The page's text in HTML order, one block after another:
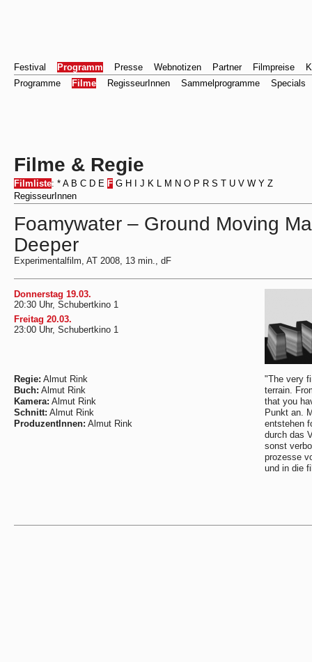
Festival Programm Presse Webnotizen Partner Filmpreise
Programme
Filme RegisseurInnen Sammelprogramme Specials
Filme & Regie
Filmliste: * A B C D E F G H J K L M N O P R S T U V W Y Z
RegisseurInnen
Foamywater – Ground Moving
Deeper
Experimentalfilm, AT 2008, 13 min., dF
Donnerstag 19.03.
20:30 Uhr, Schubertkino 1
Freitag 20.03.
23:00 Uhr, Schubertkino 1
Regie: Almut Rink
Buch: Almut Rink
Kamera: Almut Rink
Schnitt: Almut Rink
ProduzentInnen: Almut Rink
"The very
terrain.
that you
Punkt an.
entstehen
durch das
sonst
prozesse
und in die